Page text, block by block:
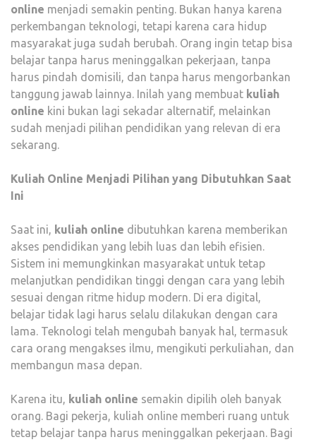
online menjadi semakin penting. Bukan hanya karena
perkembangan teknologi, tetapi karena cara hidup
masyarakat juga sudah berubah. Orang ingin tetap bisa
belajar tanpa harus meninggalkan pekerjaan, tanpa
harus pindah domisili, dan tanpa harus mengorbankan
tanggung jawab lainnya. Inilah yang membuat kuliah
online kini bukan lagi sekadar alternatif, melainkan
sudah menjadi pilihan pendidikan yang relevan di era
sekarang.
Kuliah Online Menjadi Pilihan yang Dibutuhkan Saat
Ini
Saat ini, kuliah online dibutuhkan karena memberikan
akses pendidikan yang lebih luas dan lebih efisien.
Sistem ini memungkinkan masyarakat untuk tetap
melanjutkan pendidikan tinggi dengan cara yang lebih
sesuai dengan ritme hidup modern. Di era digital,
belajar tidak lagi harus selalu dilakukan dengan cara
lama. Teknologi telah mengubah banyak hal, termasuk
cara orang mengakses ilmu, mengikuti perkuliahan, dan
membangun masa depan.
Karena itu, kuliah online semakin dipilih oleh banyak
orang. Bagi pekerja, kuliah online memberi ruang untuk
tetap belajar tanpa harus meninggalkan pekerjaan. Bagi